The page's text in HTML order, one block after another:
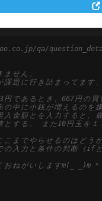
qa/
ま せ ん 。
課 題 に 行 き 詰 ま っ て ま す 、
円 で あ る と き 、 667円 の 買
の 中 に 小 銭 が増 え る の を 嫌
入 金 額 と を 入 力 す る と 、
最
と す る 。 ま た10円 玉 を １
こ ま で や ら せ る の は ど う か
の 入 力 と 条 件 の 判 断 （if と
お ね が い し ま すm(_ _)m *